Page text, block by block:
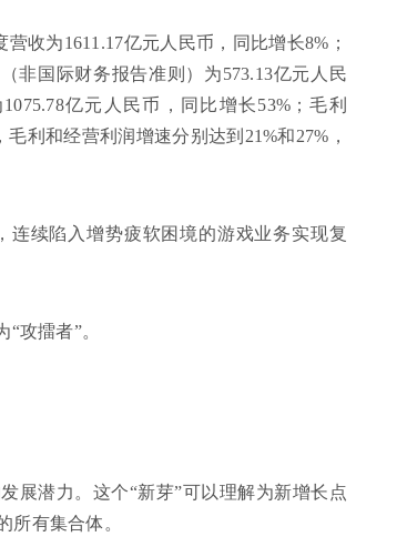
收为1611.17亿元人民币，同比增长8%；
非国际财务报告准则）为573.13亿元人民
亿元人民币，同比增长53%；毛利
利和经营利润增速分别达到21%和27%，
连续陷入增势疲软困境的游戏业务实现复
攻擂者”。
展潜力。这个“新芽”可以理解为新增长点
所有集合体。